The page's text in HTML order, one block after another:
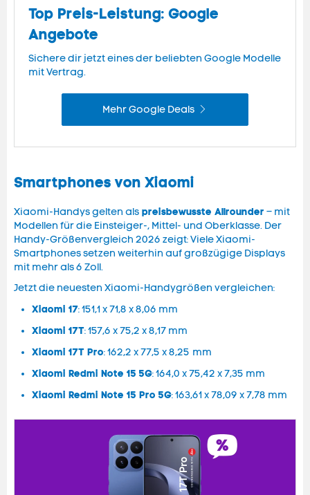
Top Preis-Leistung: Google
Angebote
Sichere dir jetzt eines der beliebten Google Modelle
mit Vertrag.
Mehr Google Deals
Smartphones von Xiaomi
Xiaomi-Handys gelten als preisbewusste Allrounder – mit
Modellen für die Einsteiger-, Mittel- und Oberklasse. Der
Handy-Größenvergleich 2026 zeigt: Viele Xiaomi-
Smartphones setzen weiterhin auf großzügige Displays
mit mehr als 6 Zoll.
Jetzt die neuesten Xiaomi-Handygrößen vergleichen:
Xiaomi 17: 151,1 x 71,8 x 8,06 mm
Xiaomi 17T: 157,6 x 75,2 x 8,17 mm
Xiaomi 17T Pro: 162,2 x 77,5 x 8,25 mm
Xiaomi Redmi Note 15 5G: 164,0 x 75,42 x 7,35 mm
Xiaomi Redmi Note 15 Pro 5G: 163,61 x 78,09 x 7,78 mm